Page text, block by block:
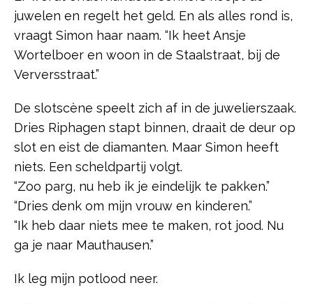
juwelen en regelt het geld. En als alles rond is,
vraagt Simon haar naam. “Ik heet Ansje
Wortelboer en woon in de Staalstraat, bij de
Verversstraat.”
De slotscène speelt zich af in de juwelierszaak.
Dries Riphagen stapt binnen, draait de deur op
slot en eist de diamanten. Maar Simon heeft
niets. Een scheldpartij volgt.
“Zoo parg, nu heb ik je eindelijk te pakken.”
“Dries denk om mijn vrouw en kinderen.”
“Ik heb daar niets mee te maken, rot jood. Nu
ga je naar Mauthausen.”
Ik leg mijn potlood neer.